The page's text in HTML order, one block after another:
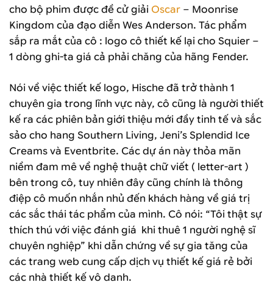
cho bộ phim được đề cử giải Oscar – Moonrise
Kingdom của đạo diễn Wes Anderson. Tác phẩm
sắp ra mắt của cô : logo cô thiết kế lại cho Squier –
1 dòng ghi-ta giá cả phải chăng của hãng Fender.
Nói về việc thiết kế logo, Hische đã trở thành 1
chuyên gia trong lĩnh vực này, cô cũng là người thiết
kế ra các phiên bản giới thiệu mới đầy tinh tế và sắc
sảo cho hang Southern Living, Jeni’s Splendid Ice
Creams và Eventbrite. Các dự án này thỏa mãn
niềm đam mê về nghệ thuật chữ viết ( letter-art )
bên trong cô, tuy nhiên đây cũng chính là thông
điệp cô muốn nhắn nhủ đến khách hàng về giá trị
các sắc thái tác phẩm của mình. Cô nói: “Tôi thật sự
thích thú với việc đánh giá khi thuê 1 người nghệ sĩ
chuyên nghiệp” khi dẫn chứng về sự gia tăng của
các trang web cung cấp dịch vụ thiết kế giá rẻ bởi
các nhà thiết kế vô danh.